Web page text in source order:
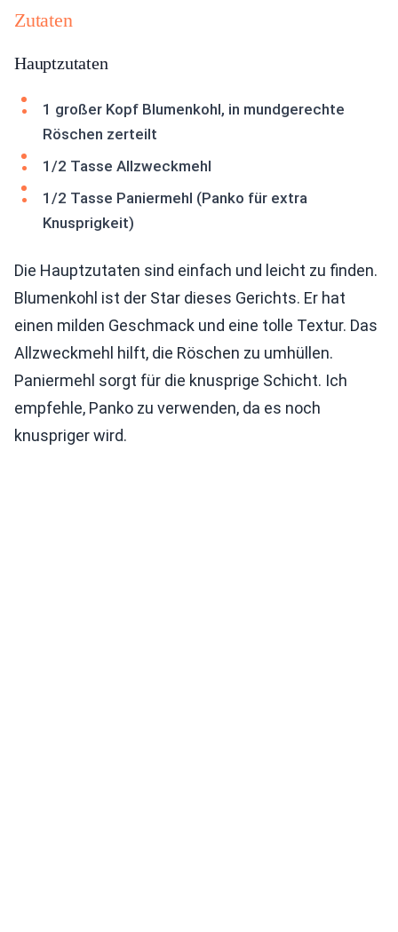
Zutaten
Hauptzutaten
1 großer Kopf Blumenkohl, in mundgerechte
Röschen zerteilt
1/2 Tasse Allzweckmehl
1/2 Tasse Paniermehl (Panko für extra
Knusprigkeit)
Die Hauptzutaten sind einfach und leicht zu finden.
Blumenkohl ist der Star dieses Gerichts. Er hat
einen milden Geschmack und eine tolle Textur. Das
Allzweckmehl hilft, die Röschen zu umhüllen.
Paniermehl sorgt für die knusprige Schicht. Ich
empfehle, Panko zu verwenden, da es noch
knuspriger wird.